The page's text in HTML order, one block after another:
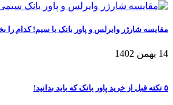
مقایسه شارژر وایرلس و پاور بانک با سیم! کدام را
14 بهمن 1402
۵ نکته قبل از خرید پاور بانک که باید بدانید!